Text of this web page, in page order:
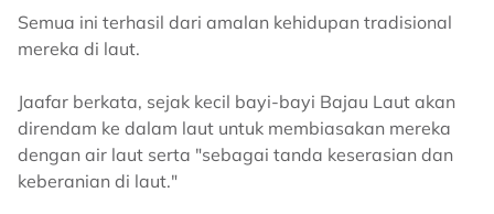
Semua ini terhasil dari amalan kehidupan tradisional
mereka di laut.
Jaafar berkata, sejak kecil bayi-bayi Bajau Laut akan
direndam ke dalam laut untuk membiasakan mereka
dengan air laut serta "sebagai tanda keserasian dan
keberanian di laut."